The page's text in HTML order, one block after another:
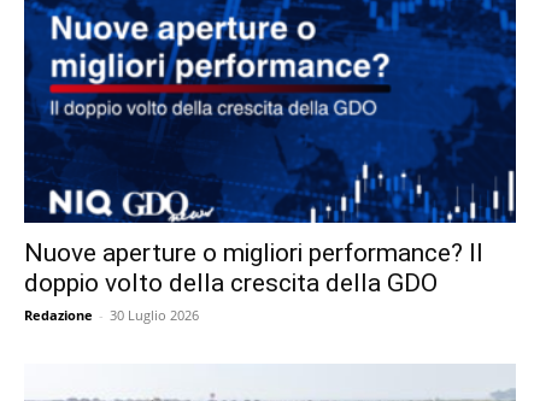
Nuove aperture o migliori performance? Il
doppio volto della crescita della GDO
Redazione - 30 Luglio 2026